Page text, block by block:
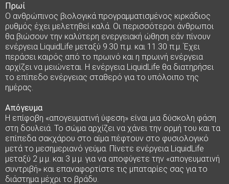
Πρωί
Ο ανθρώπινος βιολογικά προγραμματισμένος κιρκάδιος
ρυθμός έχει μελετηθεί καλά. Οι περισσότεροι άνθρωποι
θα βιώσουν την καλύτερη ενεργειακή ώθηση εάν πίνουν
ενέργεια LiquidLife μεταξύ 9.30 π.μ. και 11.30 π.μ.Έχει
περάσει καιρός από το πρωινό και η πρωινή ενέργεια
αρχίζει να μειώνεται. Η ενέργεια LiquidLife θα διατηρήσει
το επίπεδο ενέργειας σταθερό για το υπόλοιπο της
ημέρας.
Απόγευμα
Η επίφοβη «απογευματινή ύφεση» είναι μια δύσκολη φάση
στη δουλειά. Το σώμα αρχίζει να χάνει την ορμή του και τα
επίπεδα σακχάρου στο αίμα πέφτουν στο φυσιολογικό
μετά το μεσημεριανό γεύμα. Πίνετε ενέργεια LiquidLife
μεταξύ 2 μ.μ. και 3 μ.μ. για να αποφύγετε την «απογευματινή
συντριβή» και επαναφορτίστε τις μπαταρίες σας για το
διάστημα μέχρι το βράδυ.